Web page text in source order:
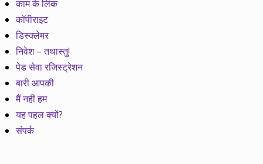
काम के लिंक
कॉपीराइट
डिस्क्लेमर
निवेश – तथास्तु!
पेड सेवा रजिस्ट्रेशन
बारी आपकी
मैं नहीं हम
यह पहल क्यों?
संपर्क